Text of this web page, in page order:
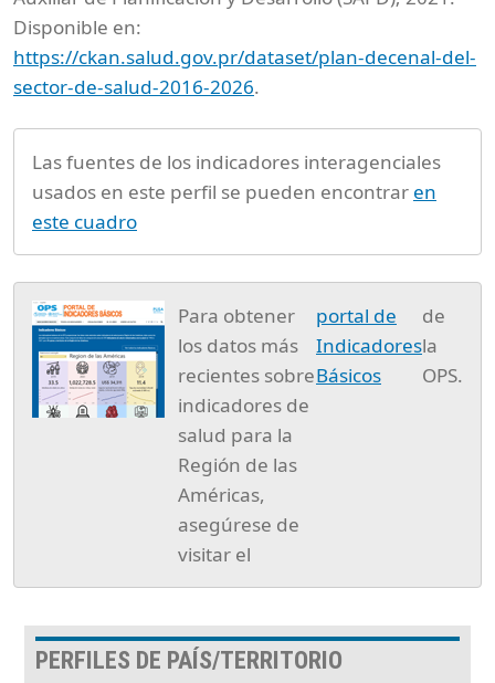
Disponible en:
https://ckan.salud.gov.pr/dataset/plan-decenal-del-
sector-de-salud-2016-2026.
Las fuentes de los indicadores interagenciales
usados en este perfil se pueden encontrar en
este cuadro
Para obtener
los datos más
recientes sobre
indicadores de
salud para la
Región de las
Américas,
asegúrese de
visitar el
portal de
Indicadores
Básicos
de
la
OPS.
PERFILES DE PAÍS/TERRITORIO